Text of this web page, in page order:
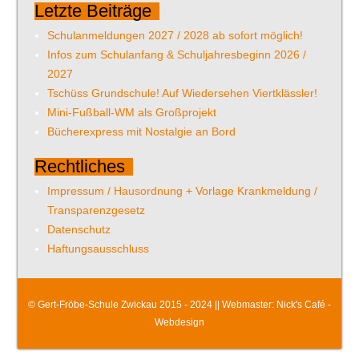
Letzte Beiträge
Schulanmeldungen 2027 / 2028 ab sofort möglich!
Infos zum Schulanfang & Schuljahresbeginn 2026 /
2027
Tschüss Grundschule! Auf Wiedersehen Viertklässler!
Mini-Fußball-WM als Großprojekt
Bücherexpress mit Nostalgie an Bord
Rechtliches
Impressum / Hausordnung + Vorlage Krankmeldung /
Transparenzgesetz
Datenschutz
Haftungsausschluss
© Gert-Fröbe-Schule Zwickau 2015 - 2024 || Webmaster: Nick's Café -
Webdesign